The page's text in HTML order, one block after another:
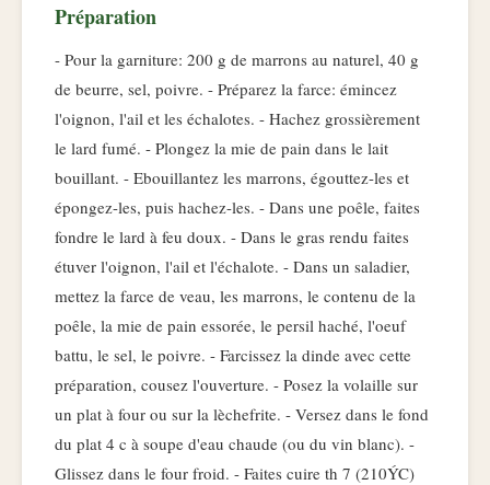
Préparation
- Pour la garniture: 200 g de marrons au naturel, 40 g
de beurre, sel, poivre. - Préparez la farce: émincez
l'oignon, l'ail et les échalotes. - Hachez grossièrement
le lard fumé. - Plongez la mie de pain dans le lait
bouillant. - Ebouillantez les marrons, égouttez-les et
épongez-les, puis hachez-les. - Dans une poêle, faites
fondre le lard à feu doux. - Dans le gras rendu faites
étuver l'oignon, l'ail et l'échalote. - Dans un saladier,
mettez la farce de veau, les marrons, le contenu de la
poêle, la mie de pain essorée, le persil haché, l'oeuf
battu, le sel, le poivre. - Farcissez la dinde avec cette
préparation, cousez l'ouverture. - Posez la volaille sur
un plat à four ou sur la lèchefrite. - Versez dans le fond
du plat 4 c à soupe d'eau chaude (ou du vin blanc). -
Glissez dans le four froid. - Faites cuire th 7 (210ÝC)